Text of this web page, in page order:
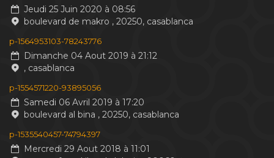
Jeudi 25 Juin 2020 à 08:56
boulevard de makro , 20250, casablanca
p-1564953103-78243776
Dimanche 04 Aout 2019 à 21:12
, casablanca
p-1554571220-93895056
Samedi 06 Avril 2019 à 17:20
boulevard al bina , 20250, casablanca
p-1535540457-74794397
Mercredi 29 Aout 2018 à 11:01